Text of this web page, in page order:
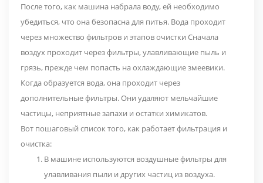
После того, как машина набрала воду, ей необходимо
убедиться, что она безопасна для питья. Вода проходит
через множество фильтров и этапов очистки Сначала
воздух проходит через фильтры, улавливающие пыль и
грязь, прежде чем попасть на охлаждающие змеевики.
Когда образуется вода, она проходит через
дополнительные фильтры. Они удаляют мельчайшие
частицы, неприятные запахи и остатки химикатов.
Вот пошаговый список того, как работает фильтрация и
очистка:
В машине используются воздушные фильтры для
улавливания пыли и других частиц из воздуха.